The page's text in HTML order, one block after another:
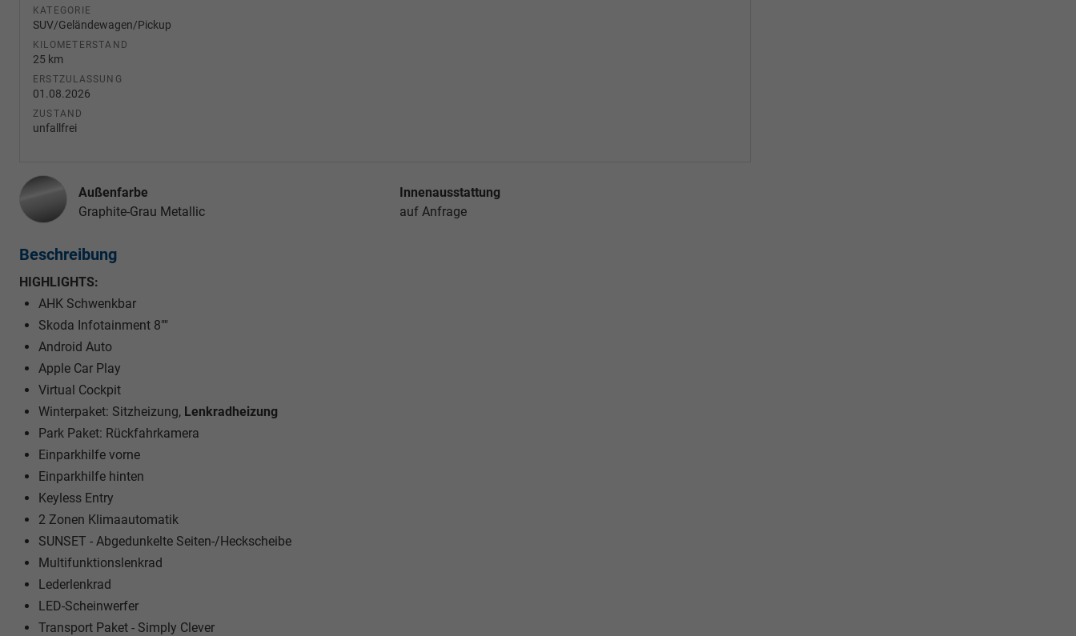
KATEGORIE
SUV/Geländewagen/Pickup
KILOMETERSTAND
25 km
ERSTZULASSUNG
01.08.2026
ZUSTAND
unfallfrei
Außenfarbe
Graphite-Grau Metallic
Innenausstattung
auf Anfrage
Beschreibung
HIGHLIGHTS:
AHK Schwenkbar
Skoda Infotainment 8""
Android Auto
Apple Car Play
Virtual Cockpit
Winterpaket: Sitzheizung, Lenkradheizung
Park Paket: Rückfahrkamera
Einparkhilfe vorne
Einparkhilfe hinten
Keyless Entry
2 Zonen Klimaautomatik
SUNSET - Abgedunkelte Seiten-/Heckscheibe
Multifunktionslenkrad
Lederlenkrad
LED-Scheinwerfer
Transport Paket - Simply Clever